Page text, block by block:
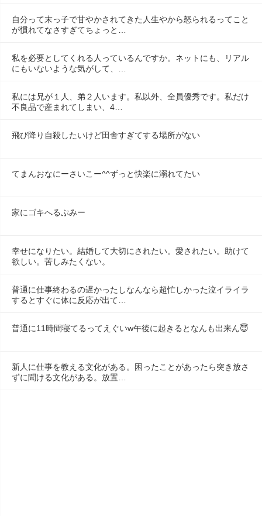
自分って末っ子で甘やかされてきた人生やから怒られるってこと
が慣れてなさすぎてちょっと…
私を必要としてくれる人っているんですか。ネットにも、リアル
にもいないような気がして、…
私には兄が１人、弟２人います。私以外、全員優秀です。私だけ
不良品で産まれてしまい、4…
飛び降り自殺したいけど田舎すぎてする場所がない
てまんおなにーさいこー^^ずっと快楽に溺れてたい
家にゴキへるぷみー
幸せになりたい。結婚して大切にされたい。愛されたい。助けて
欲しい。苦しみたくない。
普通に仕事終わるの遅かったしなんなら超忙しかった泣イライラ
するとすぐに体に反応が出て…
普通に11時間寝てるってえぐいw午後に起きるとなんも出来ん😇
新人に仕事を教える文化がある。困ったことがあったら突き放さ
ずに聞ける文化がある。放置…